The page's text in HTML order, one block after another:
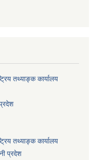
तथ्याङ्क कार्यालय
तथ्याङ्क कार्यालय
प्रदेश